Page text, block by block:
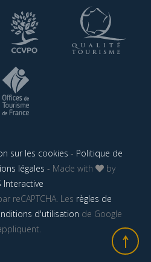
sur les cookies - Politique de
légales - Made with
by
Interactive
reCAPTCHA. Les règles de
d'utilisation de Google